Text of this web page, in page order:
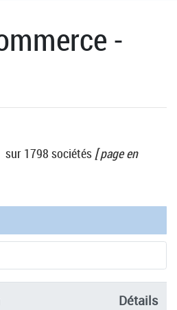
-
sur 1798 sociétés [ page en
Détails